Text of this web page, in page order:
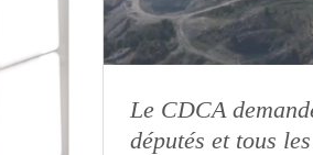
Le CDCA
députés et tous